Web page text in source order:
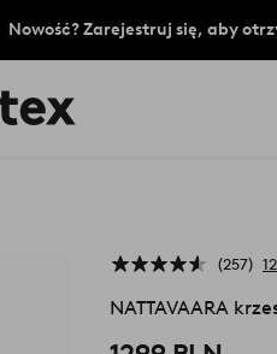
Nowość? Zarejestruj się, aby
257
NATTAVAARA